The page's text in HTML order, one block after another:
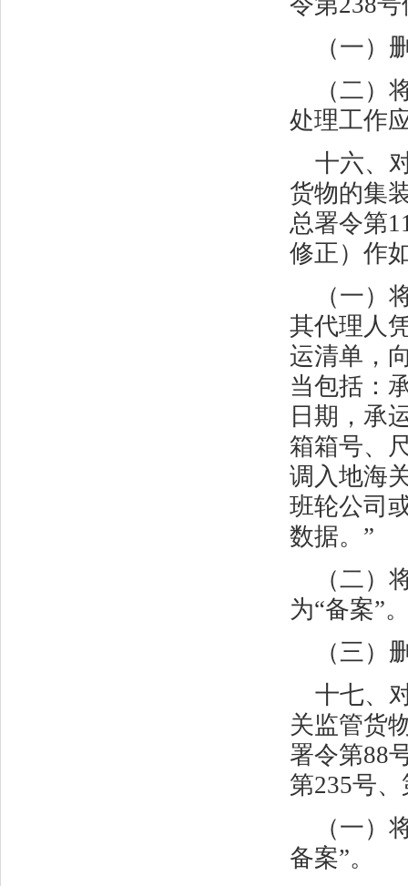
（一）
（二）
处理工作
十六、
货物的集
总署令第
修正）作
（一）
其代理人
运清单，
当包括：
日期，承
箱箱号、
调入地海
班轮公司
数据。”
（二）
为“备案”
（三）
十七、
关监管货
署令第88
第235号、
（一）
备案”。